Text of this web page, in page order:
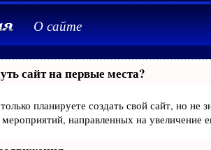
О сайте
сайт на первые места?
планируете создать свой сайт, но не
направленных на